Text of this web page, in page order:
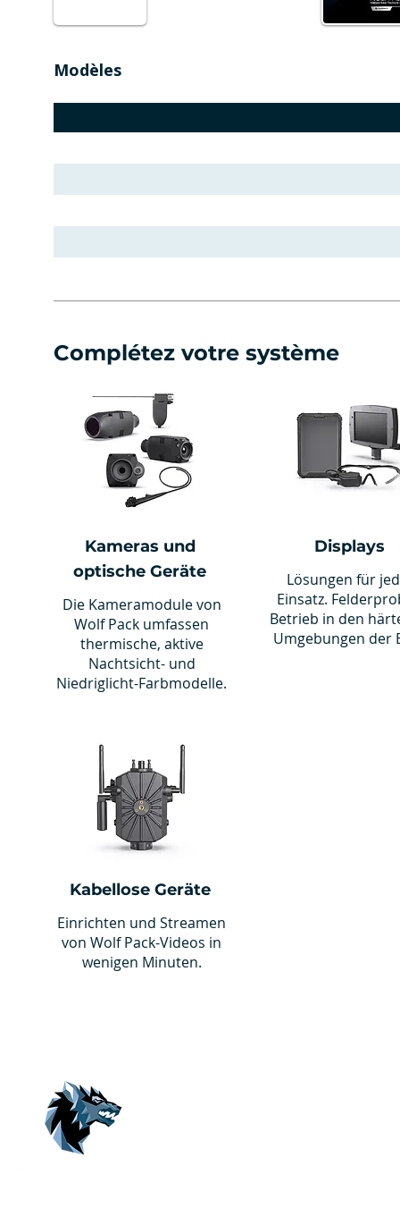
Modèles
Complétez votre système
Kameras und
optische Geräte
Die Kameramodule von
Wolf Pack umfassen
thermische, aktive
Nachtsicht- und
Niedriglicht-Farbmodelle.
Kabellose Geräte
Einrichten und Streamen
von Wolf Pack-Videos in
wenigen Minuten.
Displays
Lösungen für
Einsatz.
Betrieb in den
Umgebungen der